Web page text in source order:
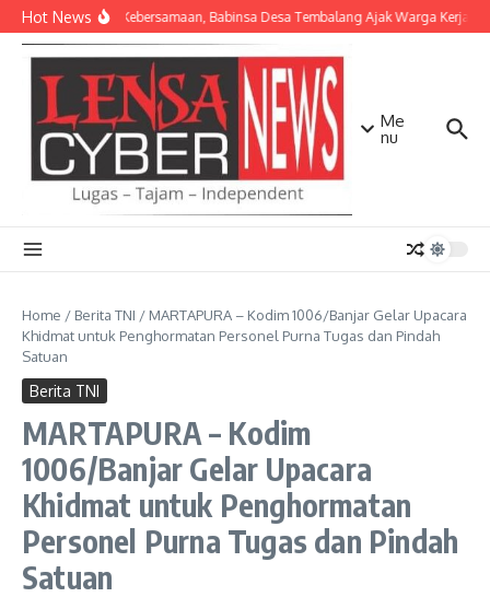
Lewati ke konten
Hot NewsPererat Kebersamaan, Babinsa Desa Tembalang Ajak Warga Kerja
Me
nu
Home / Berita TNI / MARTAPURA – Kodim 1006/Banjar Gelar Upacara
Khidmat untuk Penghormatan Personel Purna Tugas dan Pindah
Satuan
Berita TNI
MARTAPURA – Kodim
1006/Banjar Gelar Upacara
Khidmat untuk Penghormatan
Personel Purna Tugas dan Pindah
Satuan